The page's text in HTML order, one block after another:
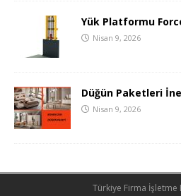
Yük Platformu
Nisan 9, 2026
Düğün Paketleri
Nisan 9, 2026
Türkiye Firma İşletme